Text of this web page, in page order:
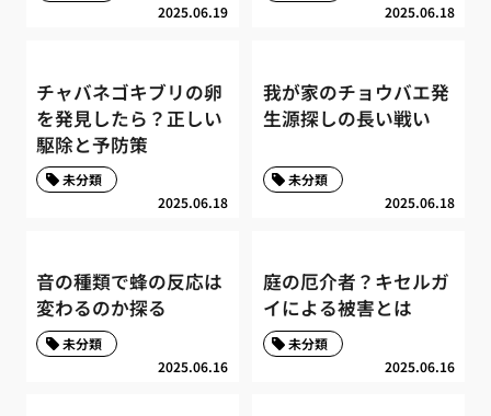
2025.06.19 2025.06.18
チャバネゴキブリの卵
を発見したら？正しい
駆除と予防策
2025.06.18
未分類
我が家のチョウバエ発
生源探しの長い戦い
2025.06.18
未分類
音の種類で蜂の反応は
変わるのか探る
2025.06.16
未分類
庭の厄介者？キセルガ
イによる被害とは
2025.06.16
未分類